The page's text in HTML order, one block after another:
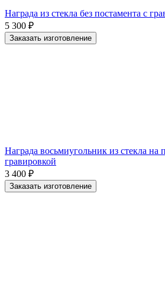
Награда из стекла без постамента с
5 300 ₽
Заказать изготовление
Награда восьмиугольник из стекла на
гравировкой
3 400 ₽
Заказать изготовление